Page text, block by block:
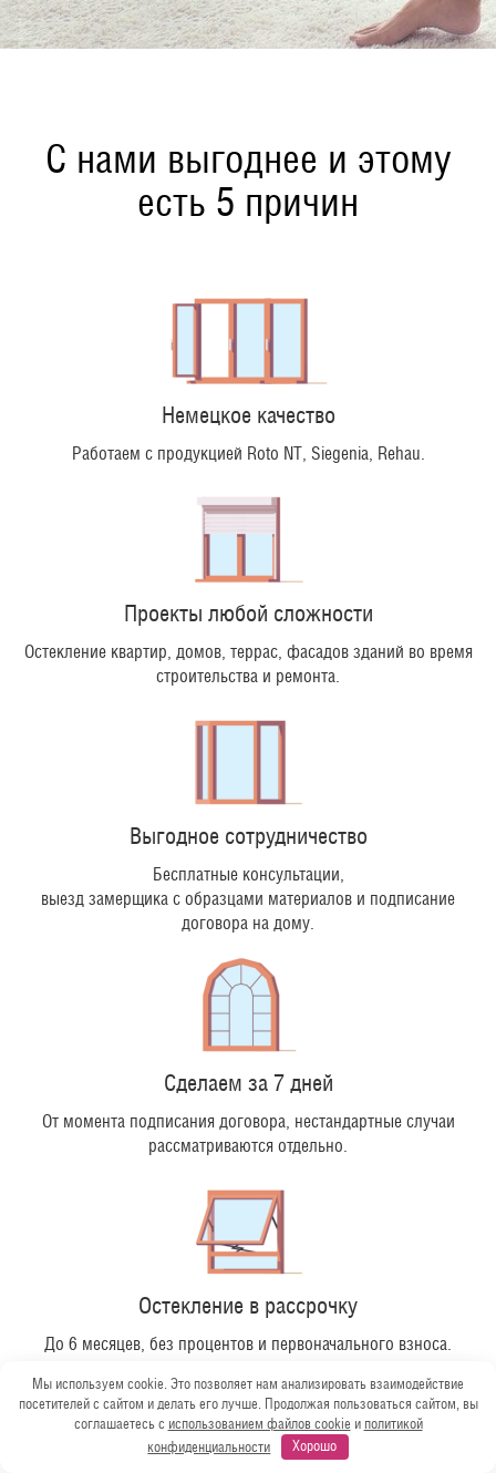
С нами выгоднее и этому
есть 5 причин
Немецкое качество
Работаем с продукцией Roto NT, Siegenia, Rehau.
Проекты любой сложности
Остекление квартир, домов, террас, фасадов зданий во время
строительства и ремонта.
Выгодное сотрудничество
Бесплатные консультации,
выезд замерщика с образцами материалов и подписание
договора на дому.
Сделаем за 7 дней
От момента подписания договора, нестандартные случаи
рассматриваются отдельно.
Остекление в рассрочку
До 6 месяцев, без процентов и первоначального взноса.
Мы используем cookie. Это позволяет нам анализировать взаимодействие
посетителей с сайтом и делать его лучше. Продолжая пользоваться сайтом, вы
соглашаетесь с использованием файлов cookie и политикой
конфиденциальности
Хорошо